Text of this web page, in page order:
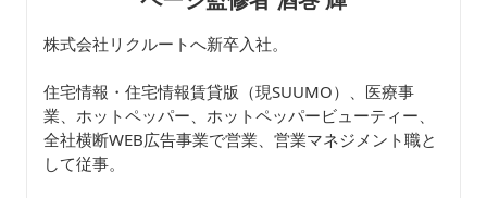
株式会社リクルートへ新卒入社。
住宅情報・住宅情報賃貸版（現SUUMO）、医療事
業、ホットペッパー、ホットペッパービューティー、
全社横断WEB広告事業で営業、営業マネジメント職と
して従事。